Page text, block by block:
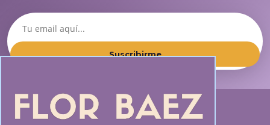
Suscribirme